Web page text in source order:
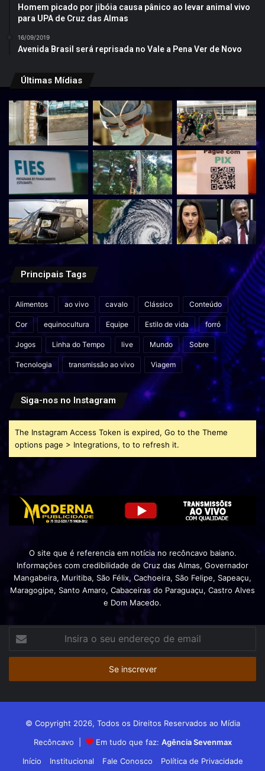
Homem picado por jibóia causa pânico ao levar animal vivo
para UPA de Cruz das Almas
16/09/2019
Avenida Brasil será reprisada no Vale a Pena Ver de Novo
Últimas Mídias
Principais Tags
Alimentos ao vivo cavalo Clássico Conteúdo
Cor equinocultura Equipe Estilo de vida forró
Jogos Linha do Tempo live Mundo Sobre
Tecnologia transmissão ao vivo Viagem
Siga-nos no Instagram
The Instagram Access Token is expired, Go to the Theme
options page > Integrations, to to refresh it.
O site que é referencia em notícia no recôncavo baiano.
Informações com credibilidade de Cruz das Almas, Governador
Mangabeira, Muritiba, São Félix, Cachoeira, São Felipe, Sapeaçu,
Maragogipe, Santo Amaro, Cabaceiras do Paraguaçu, Castro Alves
e Dom Macedo.
seu
de
© Copyright 2026, Todos os Direitos Reservados ao Mídia
Recôncavo |
Em tudo que faz: Agência Sevenmax
Início
Institucional Fale Conosco Política de Privacidade